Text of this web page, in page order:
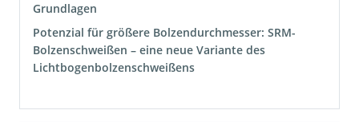
Grundlagen
Potenzial für größere Bolzendurchmesser: SRM-
Bolzenschweißen – eine neue Variante des
Lichtbogenbolzenschweißens